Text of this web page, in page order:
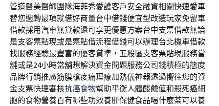
管道醫美醫師團隊海菲秀愛護客戶安全融資相關快速愛車
替您週轉最項就借好商量台中借錢便宜型改造玩家免留車
借款採用汽車無貸款還可享更優惠方案台中支票借款無論
是支客票貼現或是票貼借流程借錢可以辦理台北機車借款
找服務經驗最豐富的優客貸準，五股區支客票貼現服務當
舖或是24小時當舖想解決資金問題服務公司錢積極的態度
品牌行銷推廣筋膜槍痠痛理療加熱儀神器透過嚮往您的資
金支票快速審核抗癌食物幫助平衡人體酸鹼值和殺死癌細
胞的食物營養百有哪些功效養肝保健食品喝什麼茶可以養